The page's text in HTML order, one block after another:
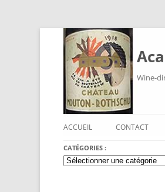
Wine-
ACCUEIL CONTACT
CATÉGORIES :
Catégories
: